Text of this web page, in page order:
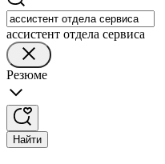
ассистент отдела сервиса
Резюме
Найти